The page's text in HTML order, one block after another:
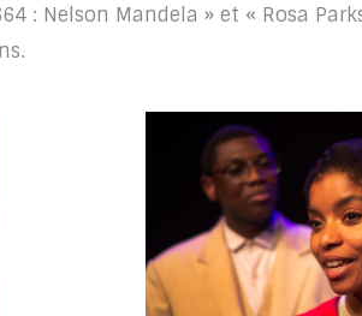
: Nelson Mandela » et « Rosa